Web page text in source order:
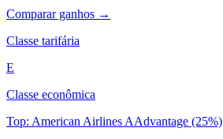
Comparar ganhos →
Classe tarifária
E
Classe econômica
Top: American Airlines AAdvantage (25%)